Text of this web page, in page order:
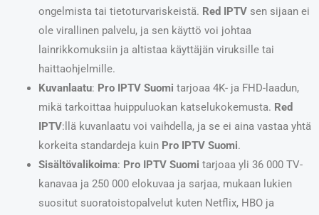
ongelmista tai tietoturvariskeistä. Red IPTVsen sijaan ei
ole virallinen palvelu, ja sen käyttö voi johtaa
lainrikkomuksiin ja altistaa käyttäjän viruksille tai
haittaohjelmille.
Kuvanlaatu: Pro IPTV Suomi tarjoaa 4K- ja FHD-laadun,
mikä tarkoittaa huippuluokan katselukokemusta. Red
IPTV:llä kuvanlaatu voi vaihdella, ja se ei aina vastaa yhtä
korkeita standardeja kuin Pro IPTV Suomi.
Sisältövalikoima: Pro IPTV Suomi tarjoaa yli 36 000 TV-
kanavaa ja 250 000 elokuvaa ja sarjaa, mukaan lukien
suositut suoratoistopalvelut kuten Netflix, HBO ja